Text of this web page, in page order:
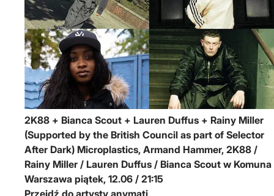
2K88 + Bianca Scout + Lauren Duffus + Rainy Miller
(Supported by the British Council as part of Selector
After Dark) Microplastics, Armand Hammer, 2K88 /
Rainy Miller / Lauren Duffus / Bianca Scout w Komuna
Warszawa
piątek, 12.06 / 21:15